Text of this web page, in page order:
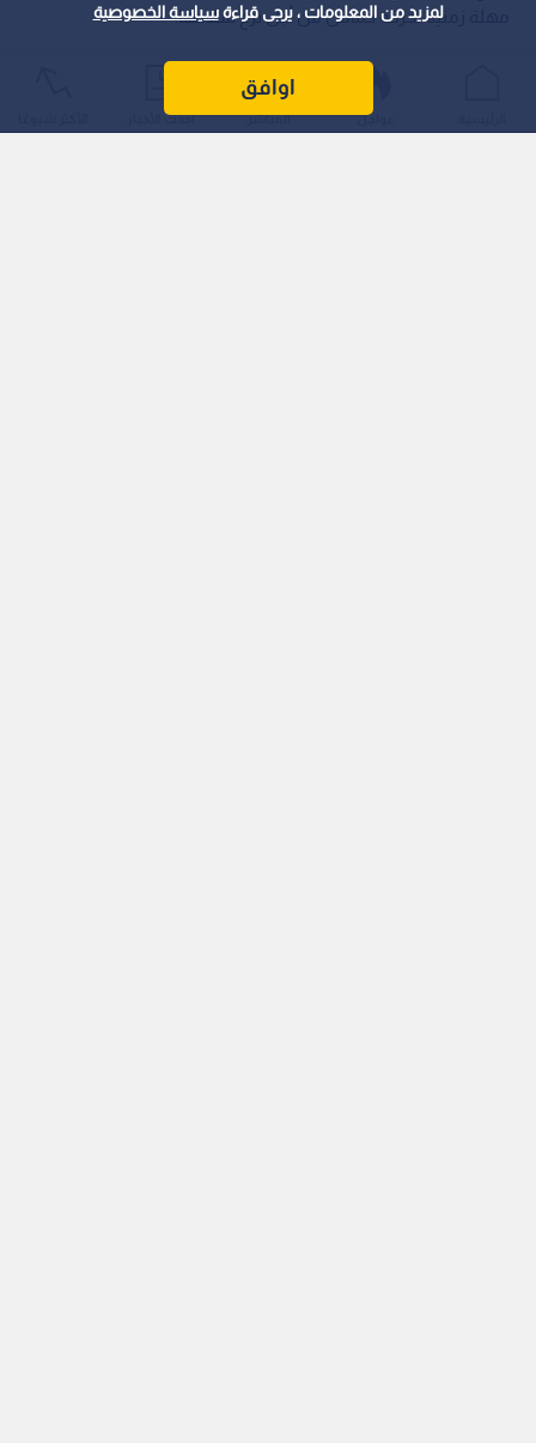
لمزيد من المعلومات ، يرجى قراءةسياسة الخصوصية
اوافق
مهلة زمنية لحركة حماس من أجل نزع سلاحها.
عواجل المباشر أحدث الأخبار